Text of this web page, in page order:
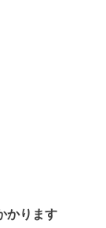
かります